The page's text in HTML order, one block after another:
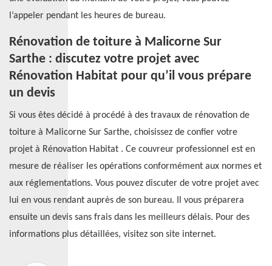
l’appeler pendant les heures de bureau.
Rénovation de toiture à Malicorne Sur
Sarthe : discutez votre projet avec
Rénovation Habitat pour qu’il vous prépare
un devis
Si vous êtes décidé à procédé à des travaux de rénovation de
toiture à Malicorne Sur Sarthe, choisissez de confier votre
projet à Rénovation Habitat . Ce couvreur professionnel est en
mesure de réaliser les opérations conformément aux normes et
aux réglementations. Vous pouvez discuter de votre projet avec
lui en vous rendant auprès de son bureau. Il vous préparera
ensuite un devis sans frais dans les meilleurs délais. Pour des
informations plus détaillées, visitez son site internet.